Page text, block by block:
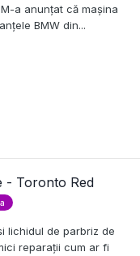
a anunțat că mașina
BMW din...
- Toronto Red
lichidul de parbriz de
reparații cum ar fi